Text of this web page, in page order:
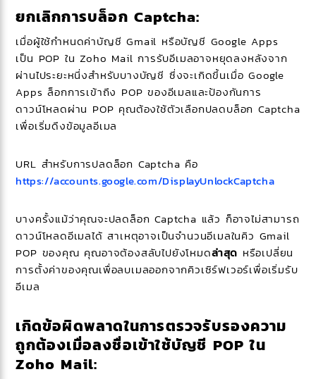
ยกเลิกการบล็อก Captcha:
เมื่อผู้ใช้กำหนดค่าบัญชี Gmail หรือบัญชี Google Apps
เป็น POP ใน Zoho Mail การรับอีเมลอาจหยุดลงหลังจาก
ผ่านไประยะหนึ่งสำหรับบางบัญชี ซึ่งจะเกิดขึ้นเมื่อ Google
Apps ล็อกการเข้าถึง POP ของอีเมลและป้องกันการ
ดาวน์โหลดผ่าน POP คุณต้องใช้ตัวเลือกปลดบล็อก Captcha
เพื่อเริ่มดึงข้อมูลอีเมล
URL สำหรับการปลดล็อก Captcha คือ
https://accounts.google.com/DisplayUnlockCaptcha
บางครั้งแม้ว่าคุณจะปลดล็อก Captcha แล้ว ก็อาจไม่สามารถ
ดาวน์โหลดอีเมลได้ สาเหตุอาจเป็นจำนวนอีเมลในคิว Gmail
POP ของคุณ คุณอาจต้องสลับไปยังโหมดล่าสุด หรือเปลี่ยน
การตั้งค่าของคุณเพื่อลบเมลออกจากคิวเซิร์ฟเวอร์เพื่อเริ่มรับ
อีเมล
เกิดข้อผิดพลาดในการตรวจรับรองความ
ถูกต้องเมื่อลงชื่อเข้าใช้บัญชี POP ใน
Zoho Mail: